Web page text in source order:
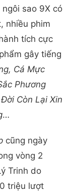
sao 9X có
nhiều phim
tích cực
gây tiếng
Cá Mực
Phương
Còn Lại Xin
…
cũng ngày
vòng 2
Trinh do
triệu lượt